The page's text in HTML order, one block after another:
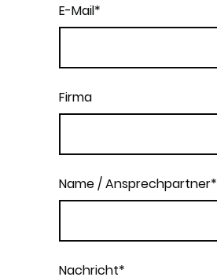
E-Mail*
Firma
Name / Ansprechpartner*
Nachricht*